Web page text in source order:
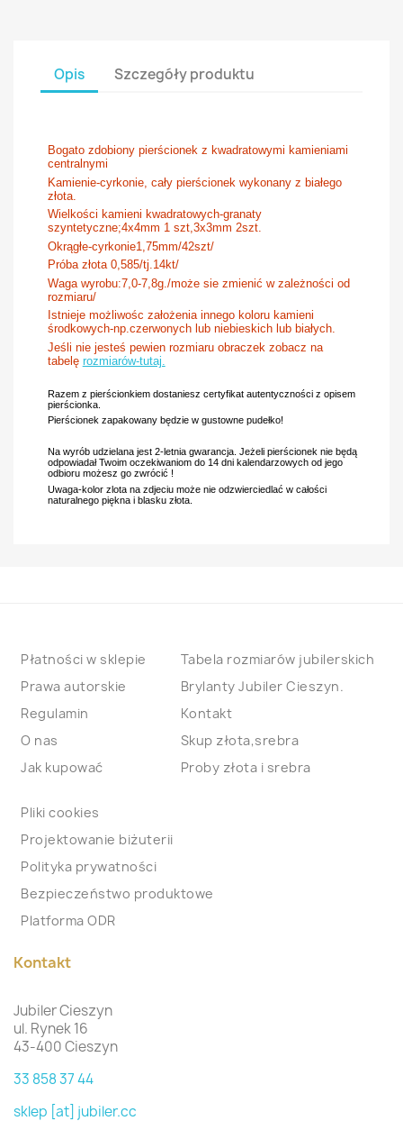
Opis Szczegóły produktu
Bogato zdobiony pierścionek z kwadratowymi kamieniami
centralnymi
Kamienie-cyrkonie, cały pierścionek wykonany z białego
złota.
Wielkości kamieni kwadratowych-granaty
szyntetyczne;4x4mm 1 szt,3x3mm 2szt.
Okrągłe-cyrkonie1,75mm/42szt/
Próba złota 0,585/tj.14kt/
Waga wyrobu:7,0-7,8g./może sie zmienić w zależności od
rozmiaru/
Istnieje możliwośc założenia innego koloru kamieni
środkowych-np.czerwonych lub niebieskich lub białych.
Jeśli nie jesteś pewien rozmiaru obraczek zobacz na
tabelę rozmiarów-tutaj.
Razem z pierścionkiem dostaniesz certyfikat autentyczności z opisem
pierścionka.
Pierścionek zapakowany będzie w gustowne pudełko!
Na wyrób udzielana jest 2-letnia gwarancja. Jeżeli pierścionek nie będą
odpowiadał Twoim oczekiwaniom do 14 dni kalendarzowych od jego
odbioru możesz go zwrócić !
Uwaga-kolor zlota na zdjeciu może nie odzwierciedlać w całości
naturalnego piękna i blasku złota.
Płatności w sklepie
Prawa autorskie
Regulamin
O nas
Jak kupować
Tabela rozmiarów jubilerskich
Brylanty Jubiler Cieszyn.
Kontakt
Skup złota,srebra
Proby złota i srebra
Pliki cookies
Projektowanie biżuterii
Polityka prywatności
Bezpieczeństwo produktowe
Platforma ODR
Kontakt
Jubiler Cieszyn
ul. Rynek 16
43-400 Cieszyn
33 858 37 44
sklep [at] jubiler.cc